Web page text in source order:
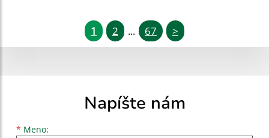
1 2 ... 67 >
Napíšte nám
* Meno:
Meno
Priezvisko
E-mailová adresa